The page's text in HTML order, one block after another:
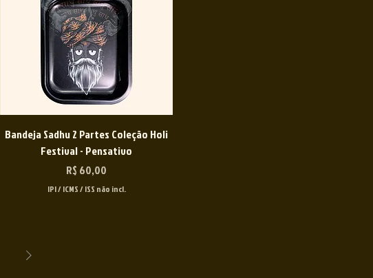
Bandeja Sadhu 2 Partes Coleção Holi
Festival - Pensativo
Preço
R$ 60,00
IPI / ICMS / ISS não incl.